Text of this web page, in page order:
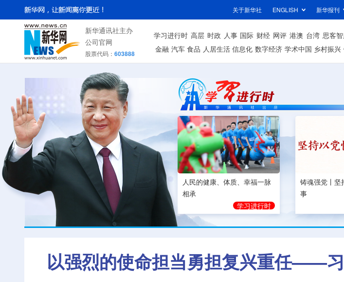
关于新华社 ENGLISH 新华报刊
新华通讯社主办
公司官网
股票代码： 603888
学习进行时 高层 时政 人事 国际 财经 网评 港澳 台湾 思客
金融 汽车 食品 人居生活 信息化 数字经济 学术中国 乡村振兴
人民的健康、体质、幸福一脉
相承
学习进行时
铸魂强党丨坚
事
以强烈的使命担当勇担复兴重任——